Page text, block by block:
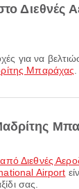
Μπαράχας
Διεθνές
Airport
σας.